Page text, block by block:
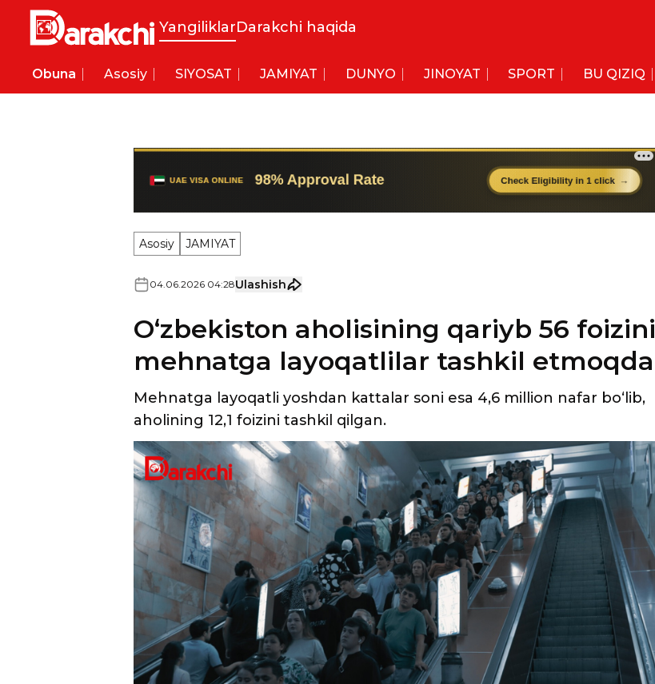
YangiliklarDarakchi haqida
Obuna Asosiy SIYOSAT JAMIYAT DUNYO JINOYAT SPORT BU QIZIQ
Asosiy JAMIYAT
04 06 2026 04:28Ulashish
O‘zbekiston aholisining qariyb 56 foizini
mehnatga layoqatlilar tashkil etmoqda
Mehnatga layoqatli yoshdan kattalar soni esa 4,6 million nafar bo‘lib,
aholining 12,1 foizini tashkil qilgan.